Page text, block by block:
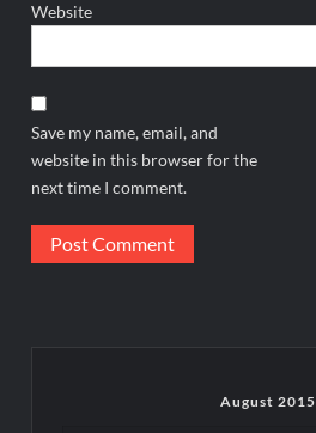
Website
Save my name, email, and
website in this browser for the
next time I comment.
August 2015